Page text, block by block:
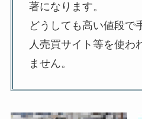
著になります。
どうしても高い値段で
人売買サイト等を使わ
ません。